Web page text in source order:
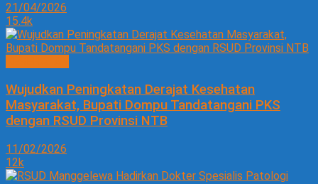
21/04/2026
15.4k
Wujudkan Peningkatan Derajat Kesehatan
Masyarakat, Bupati Dompu Tandatangani PKS
dengan RSUD Provinsi NTB
11/02/2026
12k